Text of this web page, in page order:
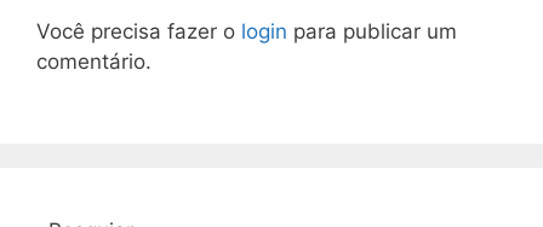
Você precisa fazer o login para publicar um
comentário.